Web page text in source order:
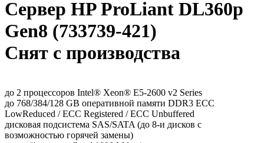
Сервер HP ProLiant DL360p
Gen8 (733739-421)
Снят с производства
до 2 процессоров Intel® Xeon® E5-2600 v2 Series
до 768/384/128 GB оперативной памяти DDR3 ECC
LowReduced / ECC Registered / ECC Unbuffered
дисковая подсистема SAS/SATA (до 8-и дисков с
возможностью горячей замены)